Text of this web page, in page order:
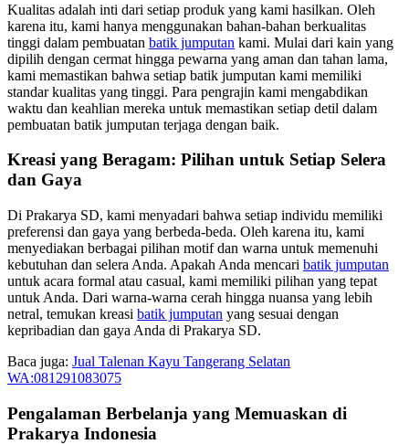
Kualitas adalah inti dari setiap produk yang kami hasilkan. Oleh
karena itu, kami hanya menggunakan bahan-bahan berkualitas
tinggi dalam pembuatan batik jumputan kami. Mulai dari kain yang
dipilih dengan cermat hingga pewarna yang aman dan tahan lama,
kami memastikan bahwa setiap batik jumputan kami memiliki
standar kualitas yang tinggi. Para pengrajin kami mengabdikan
waktu dan keahlian mereka untuk memastikan setiap detil dalam
pembuatan batik jumputan terjaga dengan baik.
Kreasi yang Beragam: Pilihan untuk Setiap Selera
dan Gaya
Di Prakarya SD, kami menyadari bahwa setiap individu memiliki
preferensi dan gaya yang berbeda-beda. Oleh karena itu, kami
menyediakan berbagai pilihan motif dan warna untuk memenuhi
kebutuhan dan selera Anda. Apakah Anda mencari batik jumputan
untuk acara formal atau casual, kami memiliki pilihan yang tepat
untuk Anda. Dari warna-warna cerah hingga nuansa yang lebih
netral, temukan kreasi batik jumputan yang sesuai dengan
kepribadian dan gaya Anda di Prakarya SD.
Baca juga: Jual Talenan Kayu Tangerang Selatan
WA:081291083075
Pengalaman Berbelanja yang Memuaskan di
Prakarya Indonesia